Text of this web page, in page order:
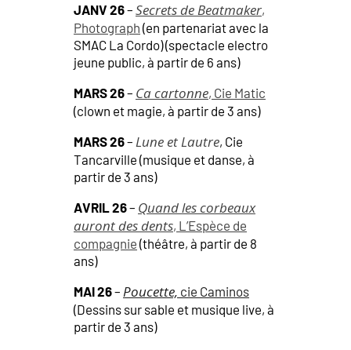
JANV 26– Secrets de Beatmaker,
Photograph (en partenariat avec la
SMAC La Cordo) (spectacle electro
jeune public, à partir de 6 ans)
MARS 26– Ca cartonne, Cie Matic
(clown et magie, à partir de 3 ans)
MARS 26– Lune et Lautre, Cie
Tancarville (musique et danse, à
partir de 3 ans)
AVRIL 26– Quand les corbeaux
auront des dents, L’Espèce de
compagnie (théâtre, à partir de 8
ans)
MAI 26– Poucette, cie Caminos
(Dessins sur sable et musique live, à
partir de 3 ans)